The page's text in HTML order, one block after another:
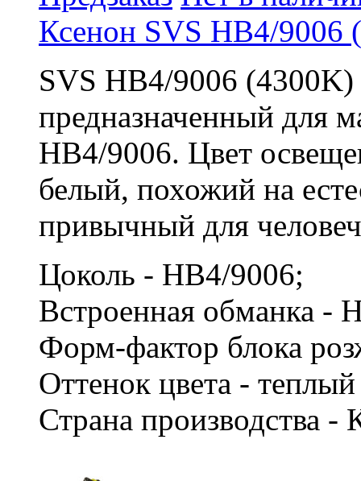
Ксенон SVS HB4/9006
SVS HB4/9006
предназначенный для
HB4/9006. Цвет
белый, похожий на
привычный для
Цоколь - HB4/9006;
Встроенная обманка -
Форм-фактор блока
Оттенок цвета -
Страна производства -